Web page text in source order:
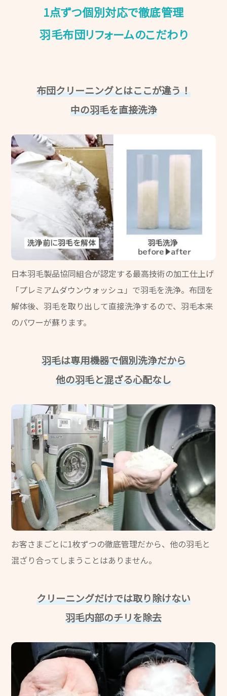
1点ずつ個別対応で徹底管理
羽毛布団リフォームのこだわり
布団クリーニングとはここが違う！
中の羽毛を直接洗浄
日本羽毛製品協同組合が認定する最高技術の加工仕上げ
「プレミアムダウンウォッシュ」で羽毛を洗浄。 布団を
解体後、羽毛を取り出して直接洗浄するので、 羽毛本来
のパワーが蘇ります。
羽毛は専用機器で個別洗浄だから
他の羽毛と混ざる心配なし
お客さまごとに1枚ずつの徹底管理だから、 他の羽毛と
混ざり合ってしまうことはありません。
クリーニングだけでは取り除けない
羽毛内部のチリを除去